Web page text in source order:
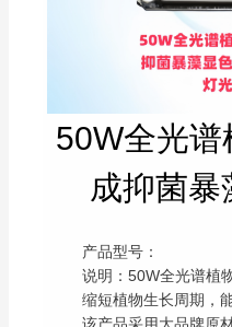
50W全光
成抑菌暴
产品型号：
说明：50W全光谱植物生长集成光源，主要用于大
缩短植物生长周期，能有效降低生产成本。也适用于鱼缸